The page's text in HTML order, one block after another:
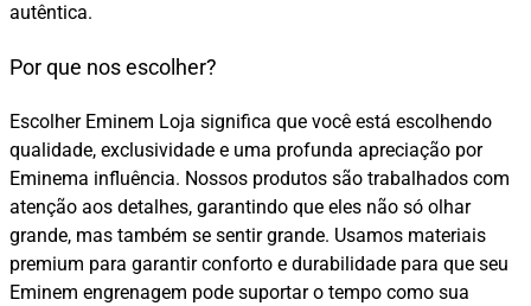
autêntica.
Por que nos escolher?
Escolher Eminem Loja significa que você está escolhendo
qualidade, exclusividade e uma profunda apreciação por
Eminema influência. Nossos produtos são trabalhados com
atenção aos detalhes, garantindo que eles não só olhar
grande, mas também se sentir grande. Usamos materiais
premium para garantir conforto e durabilidade para que seu
Eminem engrenagem pode suportar o tempo como sua